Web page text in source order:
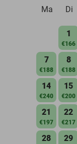
Ma
Di
1
€166
7
€188
8
€188
14
€240
15
€200
21
€197
22
€217
28 29